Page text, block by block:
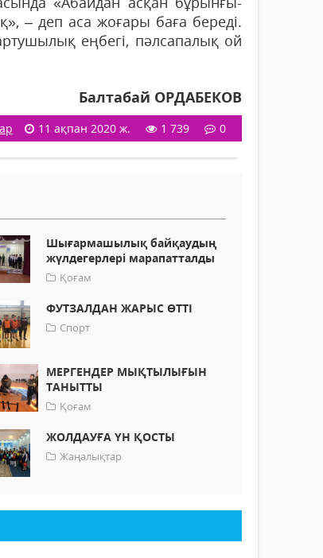
– деп аса жоғары баға береді.
еңбегі, пәлсапалық ой
Балтабай ОРДАБЕКОВ
11 ақпан 2020 ж. 1 739 0
Шығармашылық байқаудың
жүлдегерлері марапатталды
Қоғам
ФУТЗАЛДАН ЖАРЫС ӨТТІ
Спорт
МЕРГЕНДЕР МЫҚТЫЛЫҒЫН
ТАНЫТТЫ
Қоғам
ЖОЛДАУҒА ҮН ҚОСТЫ
Жаңалықтар